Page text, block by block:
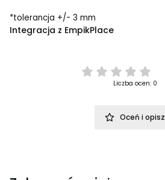
*tolerancja +/- 3 mm
Integracja z EmpikPlace
Liczba ocen: 0
Oceń i opisz